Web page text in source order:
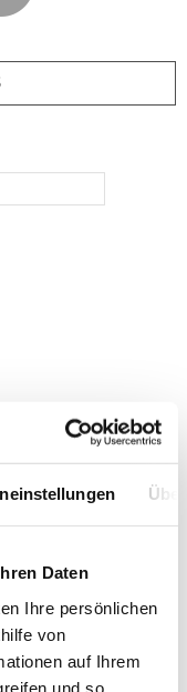
Daten
Ihre persönlichen
von
auf Ihrem
und so